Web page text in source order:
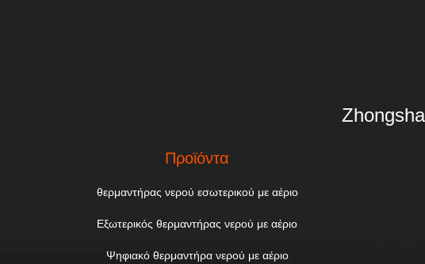
Προϊόντα
θερμαντήρας νερού εσωτερικού με αέριο
Εξωτερικός θερμαντήρας νερού με αέριο
Ψηφιακό θερμαντήρα νερού με αέριο